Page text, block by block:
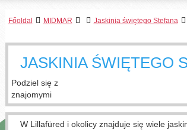
Főoldal MIDMAR Jaskinia świętego Stefana
JASKINIA ŚWIĘTEGO
Podziel się z
znajomymi
W Lillafüred i okolicy znajduje się wiele